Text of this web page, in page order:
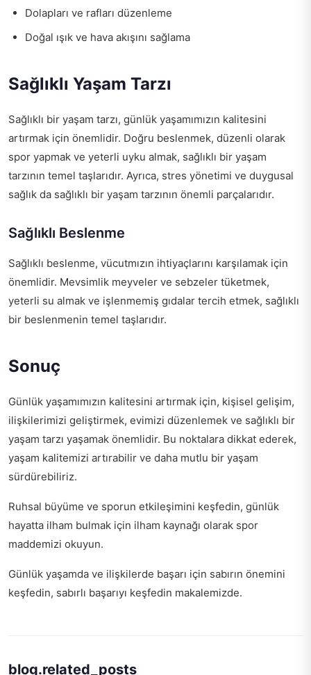
Dolapları ve rafları düzenleme
Doğal ışık ve hava akışını sağlama
Sağlıklı Yaşam Tarzı
Sağlıklı bir yaşam tarzı, günlük yaşamımızın kalitesini
artırmak için önemlidir. Doğru beslenmek, düzenli olarak
spor yapmak ve yeterli uyku almak, sağlıklı bir yaşam
tarzının temel taşlarıdır. Ayrıca, stres yönetimi ve duygusal
sağlık da sağlıklı bir yaşam tarzının önemli parçalarıdır.
Sağlıklı Beslenme
Sağlıklı beslenme, vücutmızın ihtiyaçlarını karşılamak için
önemlidir. Mevsimlik meyveler ve sebzeler tüketmek,
yeterli su almak ve işlenmemiş gıdalar tercih etmek, sağlıklı
bir beslenmenin temel taşlarıdır.
Sonuç
Günlük yaşamımızın kalitesini artırmak için, kişisel gelişim,
ilişkilerimizi geliştirmek, evimizi düzenlemek ve sağlıklı bir
yaşam tarzı yaşamak önemlidir. Bu noktalara dikkat ederek,
yaşam kalitemizi artırabilir ve daha mutlu bir yaşam
sürdürebiliriz.
Ruhsal büyüme ve sporun etkileşimini keşfedin, günlük
hayatta ilham bulmak için ilham kaynağı olarak spor
maddemizi okuyun.
Günlük yaşamda ve ilişkilerde başarı için sabırın önemini
keşfedin, sabırlı başarıyı keşfedin makalemizde.
blog.related_posts